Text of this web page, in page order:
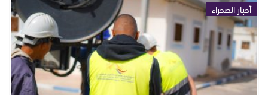
أخبار الصحراء